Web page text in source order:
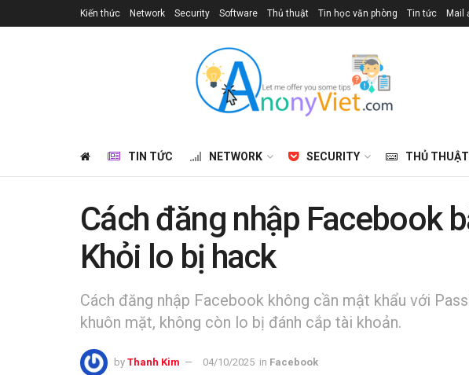
Kiến thức Network Security Software Thủ thuật Tin học văn phòng Tin tức Mail
TIN TỨC NETWORK SECURITY THỦ THUẬT
Cách đăng nhập Facebook
Khỏi lo bị hack
Cách đăng nhập Facebook không cần mật khẩu với
khuôn mặt, không còn lo bị đánh cắp tài khoản.
by Thanh Kim 04/10/2025 in Facebook